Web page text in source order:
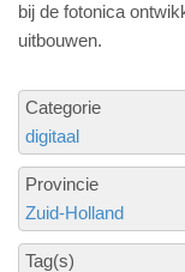
bij de fotonica
uitbouwen.
Categorie
digitaal
Provincie
Zuid-Holland
Tag(s)